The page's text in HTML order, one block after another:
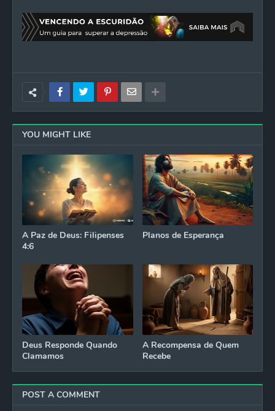
YOU MIGHT LIKE
A Paz de Deus: Filipenses
4:6
Planos de Esperança
Deus Responde Quando
Clamamos
A Recompensa de Quem
Recebe
POST A COMMENT